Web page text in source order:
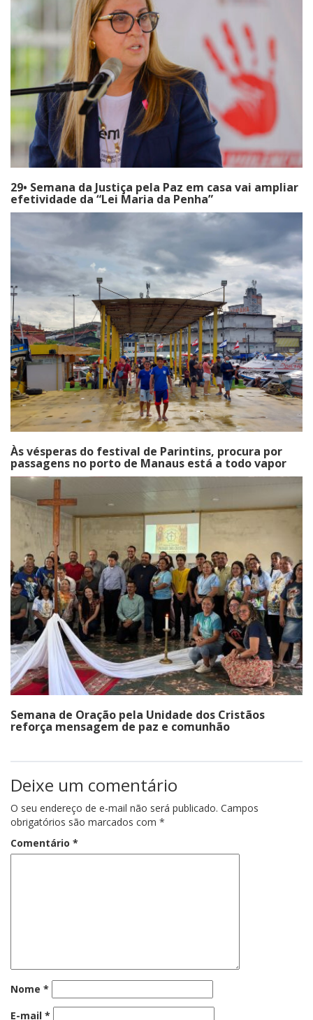
29• Semana da Justiça pela Paz em casa vai ampliar
efetividade da “Lei Maria da Penha”
Às vésperas do festival de Parintins, procura por
passagens no porto de Manaus está a todo vapor
Semana de Oração pela Unidade dos Cristãos
reforça mensagem de paz e comunhão
Deixe um comentário
O seu endereço de e-mail não será publicado. Campos
obrigatórios são marcados com *
Comentário *
Nome *
E-mail *